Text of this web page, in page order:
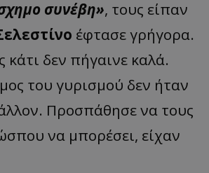
συνέβη», τους είπαν
έφτασε γρήγορα.
δεν πήγαινε καλά.
του γυρισμού δεν ήταν
Προσπάθησε να τους
να μπορέσει, είχαν